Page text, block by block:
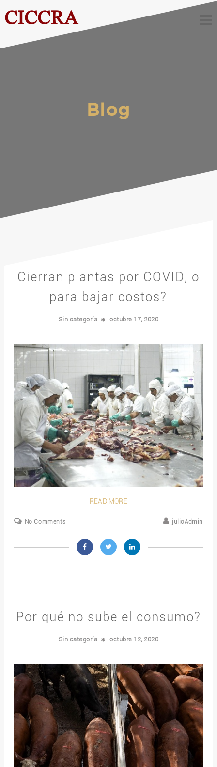
CICCRA
Blog
Cierran plantas por COVID, o
para bajar costos?
Sin categoría octubre 17, 2020
READ MORE
No Comments julioAdmin
Por qué no sube el consumo?
Sin categoría octubre 12, 2020